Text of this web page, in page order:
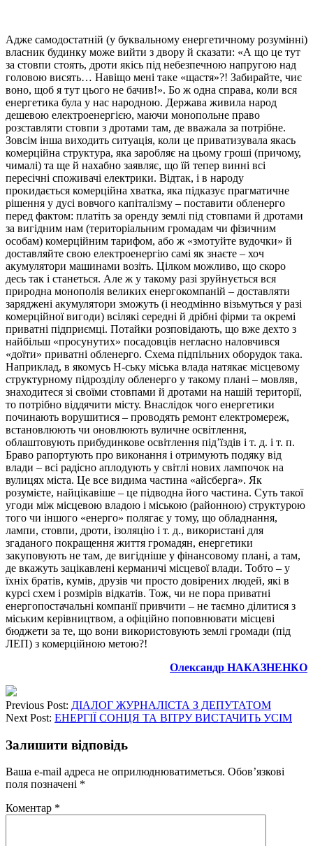
Адже самодостатній (у буквальному енергетичному розумінні)
власник будинку може вийти з двору й сказати: «А що це тут
за стовпи стоять, дроти якісь під небезпечною напругою над
головою висять… Навіщо мені таке «щастя»?! Забирайте, чиє
воно, щоб я тут цього не бачив!». Бо ж одна справа, коли вся
енергетика була у нас народною. Держава живила народ
дешевою електроенергією, маючи монопольне право
розставляти стовпи з дротами там, де вважала за потрібне.
Зовсім інша виходить ситуація, коли це приватизувала якась
комерційна структура, яка заробляє на цьому гроші (причому,
чималі) та ще й нахабно заявляє, що їй тепер винні всі
пересічні споживачі електрики. Відтак, і в народу
прокидається комерційна хватка, яка підказує прагматичне
рішення у дусі вовчого капіталізму – поставити обленерго
перед фактом: платіть за оренду землі під стовпами й дротами
за вигідним нам (територіальним громадам чи фізичним
особам) комерційним тарифом, або ж «змотуйте вудочки» й
доставляйте свою електроенергію самі як знаєте – хоч
акумулятори машинами возіть. Цілком можливо, що скоро
десь так і станеться. Але ж у такому разі зруйнується вся
природна монополія великих енергокомпаній – доставляти
заряджені акумулятори зможуть (і неодмінно візьмуться у разі
комерційної вигоди) всілякі середні й дрібні фірми та окремі
приватні підприємці. Потайки розповідають, що вже дехто з
найбільш «просунутих» посадовців негласно наловчився
«доїти» приватні обленерго. Схема підпільних оборудок така.
Наприклад, в якомусь Н-ську міська влада натякає місцевому
структурному підрозділу обленерго у такому плані – мовляв,
знаходитеся зі своїми стовпами й дротами на нашій території,
то потрібно віддячити місту. Внаслідок чого енергетики
починають ворушитися – проводять ремонт електромереж,
встановлюють чи оновлюють вуличне освітлення,
облаштовують прибудинкове освітлення під’їздів і т. д. і т. п.
Браво рапортують про виконання і отримують подяку від
влади – всі радісно аплодують у світлі нових лампочок на
вулицях міста. Це все видима частина «айсберга». Як
розумієте, найцікавіше – це підводна його частина. Суть такої
угоди між місцевою владою і міською (районною) структурою
того чи іншого «енерго» полягає у тому, що обладнання,
лампи, стовпи, дроти, ізоляцію і т. д., використані для
згаданого покращення життя громадян, енергетики
закуповують не там, де вигідніше у фінансовому плані, а там,
де вкажуть зацікавлені керманичі місцевої влади. Тобто – у
їхніх братів, кумів, друзів чи просто довірених людей, які в
курсі схем і розмірів відкатів. Тож, чи не пора приватні
енергопостачальні компанії привчити – не таємно ділитися з
міським керівництвом, а офіційно поповнювати місцеві
бюджети за те, що вони використовують землі громади (під
ЛЕП) з комерційною метою?!
Олександр НАКАЗНЕНКО
Previous Post: ДІАЛОГ ЖУРНАЛІСТА З ДЕПУТАТОМ
Next Post: ЕНЕРГІЇ СОНЦЯ ТА ВІТРУ ВИСТАЧИТЬ УСІМ
Залишити відповідь
Ваша e-mail адреса не оприлюднюватиметься. Обов’язкові
поля позначені *
Коментар *